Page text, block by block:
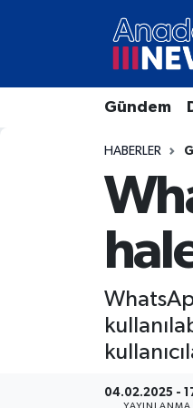
Gündem
HABERLER
04.02.2025 -
YAYINLANMA
Hava Durumu
Trafik Durumu
Tüm Manşetler
Son Dakika
Haber Arşivi